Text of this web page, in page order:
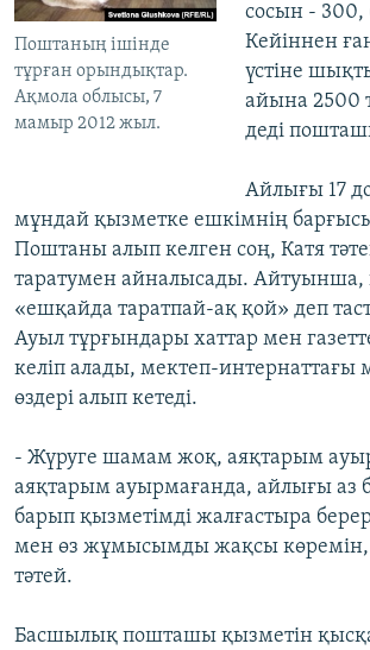
Поштаның ішінде
тұрған орындықтар.
Ақмола облысы, 7
мамыр 2012 жыл.
сосын -
Кейіннен
үстіне
айына 2500
деді
Айлығы 17
мұндай қызметке ешкімнің
Поштаны алып келген соң, Катя
таратумен айналысады.
«ешқайда таратпай-ақ қой» деп
Ауыл тұрғындары хаттар мен
келіп алады, мектеп-интернаттағы
өздері алып кетеді.
- Жүруге шамам жоқ, аяқтарым
аяқтарым ауырмағанда, айлығы аз
барып қызметімді жалғастыра
мен өз жұмысымды жақсы көремін,
тәтей.
Басшылық пошташы қызметін